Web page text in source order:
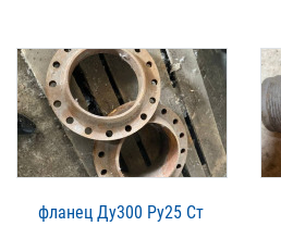
фланец Ду300 Ру25 Ст